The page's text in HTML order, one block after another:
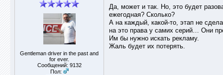
Gentleman driver in the past and
for ever.
Сообщений: 9132
Пол:
Да, может и так. Но, это будет
ежегодная? Сколько?
А на каждый, какой-то, этап не
на это права у самих серий… Они
Им бы нужно искать рекламу.
Жаль будет их потерять.